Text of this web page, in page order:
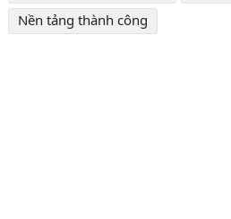
Nền tảng thành công